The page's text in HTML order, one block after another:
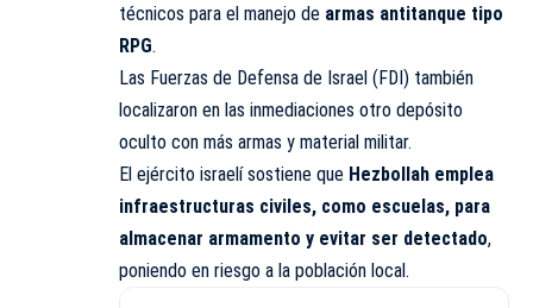
técnicos para el manejo de armas antitanque tipo
RPG.
Las Fuerzas de Defensa de Israel (FDI) también
localizaron en las inmediaciones otro depósito
oculto con más armas y material militar.
El ejército israelí sostiene que Hezbollah emplea
infraestructuras civiles, como escuelas, para
almacenar armamento y evitar ser detectado,
poniendo en riesgo a la población local.